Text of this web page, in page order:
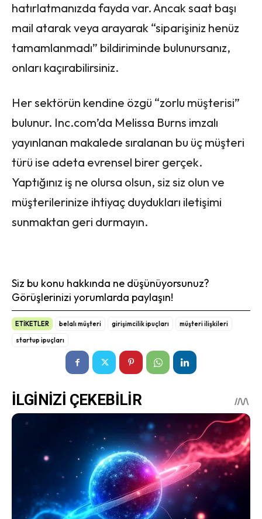
hatırlatmanızda fayda var. Ancak saat başı
mail atarak veya arayarak “siparişiniz henüz
tamamlanmadı” bildiriminde bulunursanız,
onları kaçırabilirsiniz.
Her sektörün kendine özgü “zorlu müşterisi”
bulunur. Inc.com’da Melissa Burns imzalı
yayınlanan makalede sıralanan bu üç müşteri
türü ise adeta evrensel birer gerçek.
Yaptığınız iş ne olursa olsun, siz siz olun ve
müşterilerinize ihtiyaç duydukları iletişimi
sunmaktan geri durmayın.
Siz bu konu hakkında ne düşünüyorsunuz?
Görüşlerinizi yorumlarda paylaşın!
ETİKETLER belalı müşteri girişimcilik ipuçları
müşteri ilişkileri
startup ipuçları